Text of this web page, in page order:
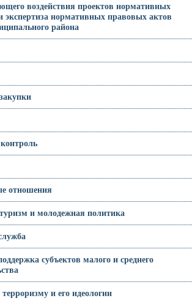
воздействия проектов нормативных
экспертиза нормативных правовых актов
района
отношения
и молодежная политика
субъектов малого и среднего
и его идеологии